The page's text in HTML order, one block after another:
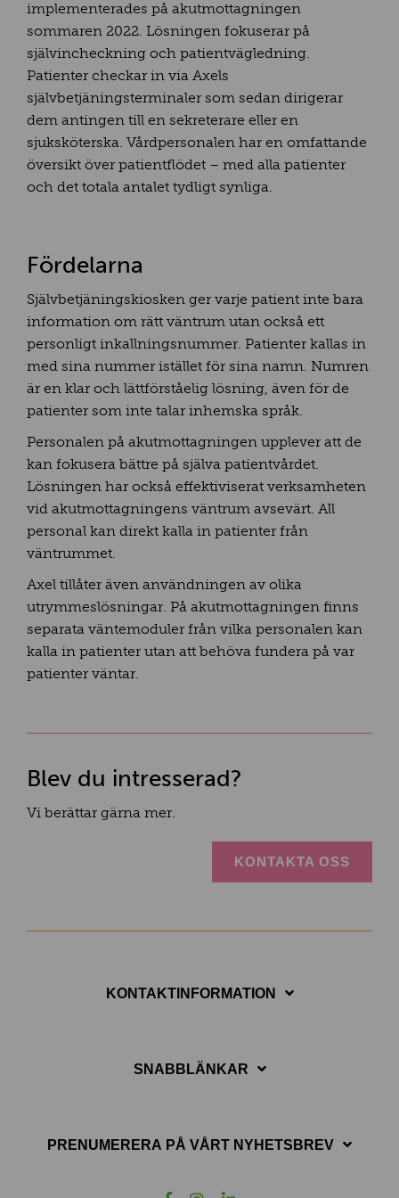
implementerades på akutmottagningen
sommaren 2022. Lösningen fokuserar på
självincheckning och patientvägledning.
Patienter checkar in via Axels
självbetjäningsterminaler som sedan dirigerar
dem antingen till en sekreterare eller en
sjuksköterska. Vårdpersonalen har en omfattande
översikt över patientflödet – med alla patienter
och det totala antalet tydligt synliga.
Fördelarna
Självbetjäningskiosken ger varje patient inte bara
information om rätt väntrum utan också ett
personligt inkallningsnummer. Patienter kallas in
med sina nummer istället för sina namn. Numren
är en klar och lättförståelig lösning, även för de
patienter som inte talar inhemska språk.
Personalen på akutmottagningen upplever att de
kan fokusera bättre på själva patientvårdet.
Lösningen har också effektiviserat verksamheten
vid akutmottagningens väntrum avsevärt. All
personal kan direkt kalla in patienter från
väntrummet.
Axel tillåter även användningen av olika
utrymmeslösningar. På akutmottagningen finns
separata väntemoduler från vilka personalen kan
kalla in patienter utan att behöva fundera på var
patienter väntar.
Blev du intresserad?
Vi berättar gärna mer.
KONTAKTA OSS
KONTAKTINFORMATION
SNABBLÄNKAR
PRENUMERERA PÅ VÅRT NYHETSBREV